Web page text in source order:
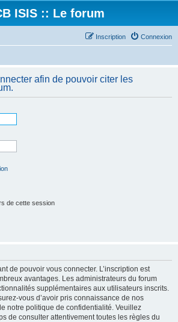
ISIS :: Le forum
Connexion
Inscription
afin de pouvoir citer les
de cette session
de pouvoir vous connecter. L’inscription est
avantages. Les administrateurs du forum
supplémentaires aux utilisateurs inscrits.
vous d’avoir pris connaissance de nos
notre politique de confidentialité. Veuillez
de consulter attentivement toutes les règles du